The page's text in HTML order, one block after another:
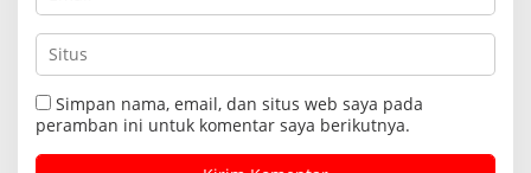
Simpan nama, email, dan situs web saya pada
peramban ini untuk komentar saya berikutnya.